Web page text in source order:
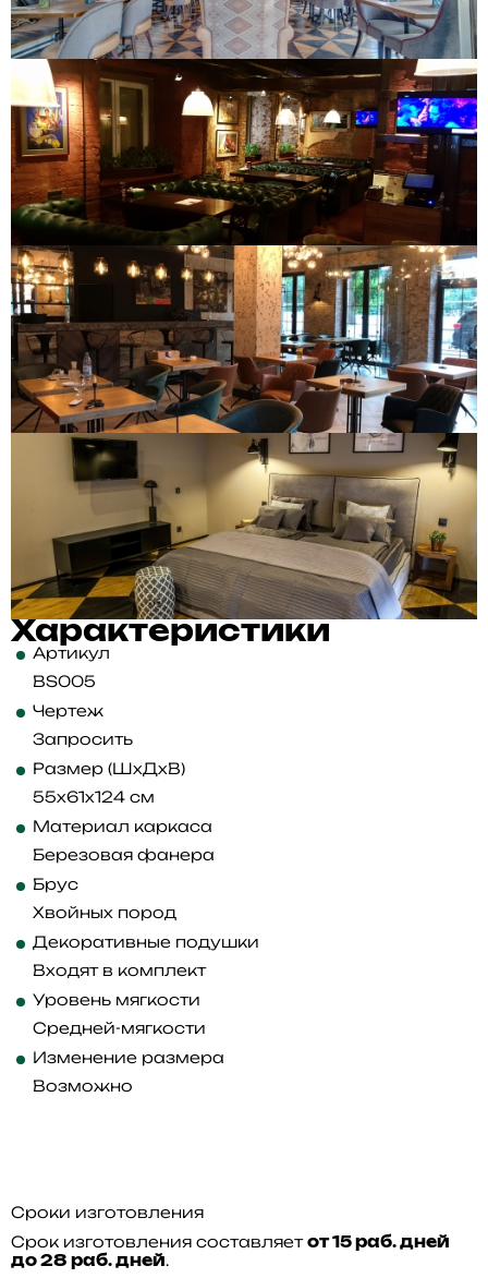
Характеристики
Артикул
BS005
Чертеж
Запросить
Размер (ШхДхВ)
55x61x124 см
Материал каркаса
Березовая фанера
Брус
Хвойных пород
Декоративные подушки
Входят в комплект
Уровень мягкости
Средней-мягкости
Изменение размера
Возможно
Сроки изготовления
Срок изготовления составляет от 15 раб. дней
до 28 раб. дней.